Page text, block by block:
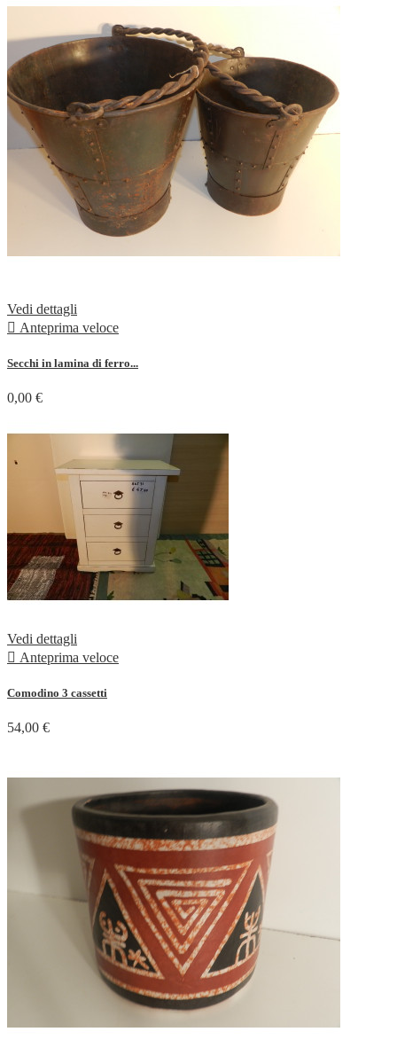
Vedi dettagli
 Anteprima veloce
Secchi in lamina di ferro...
0,00 €
Vedi dettagli
 Anteprima veloce
Comodino 3 cassetti
54,00 €